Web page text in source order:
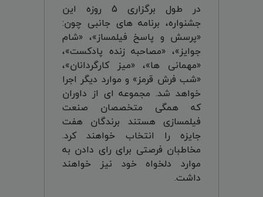
در طول برگزاری 5 روزه این
جشنواره، برنامه های جانبی چون:
«پرسش و پاسخ فیلمساز»، «شام
جوایز»، «مصاحبه زنده پادکست»،
«مهمانی ها»، «میز کارگردانان»،
«شب فرش قرمز» و موارد دیگر اجرا
خواهد شد. مجموعه ای از داوران
که همگی متخصصان صنعت
فیلمسازی هستند برندگان هفت
جایزه را انتخاب خواهند کرد.
مخاطبان فرصتی برای رای دادن به
موارد دلخواه خود نیز خواهند
داشت.